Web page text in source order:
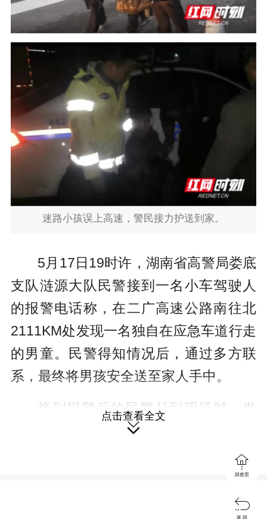
迷路小孩误上高速，警民接力护送到家。
5月17日19时许，湖南省高警局娄底
支队涟源大队民警接到一名小车驾驶人
的报警电话称，在二广高速公路南往北
2111KM处发现一名独自在应急车道行走
的男童。民警得知情况后，通过多方联
系，最终将男孩安全送至家人手中。
接到报警后的民警赶到现场时，发
现热心的驾驶人王某已经将男孩接到自
己的车上，因见其浑身被雨淋湿，还给
男孩披上了自己外套，并拿出食物给他
充饥。民警对驾驶人王某的热心行为表
点击查看全文


回首页

返 回